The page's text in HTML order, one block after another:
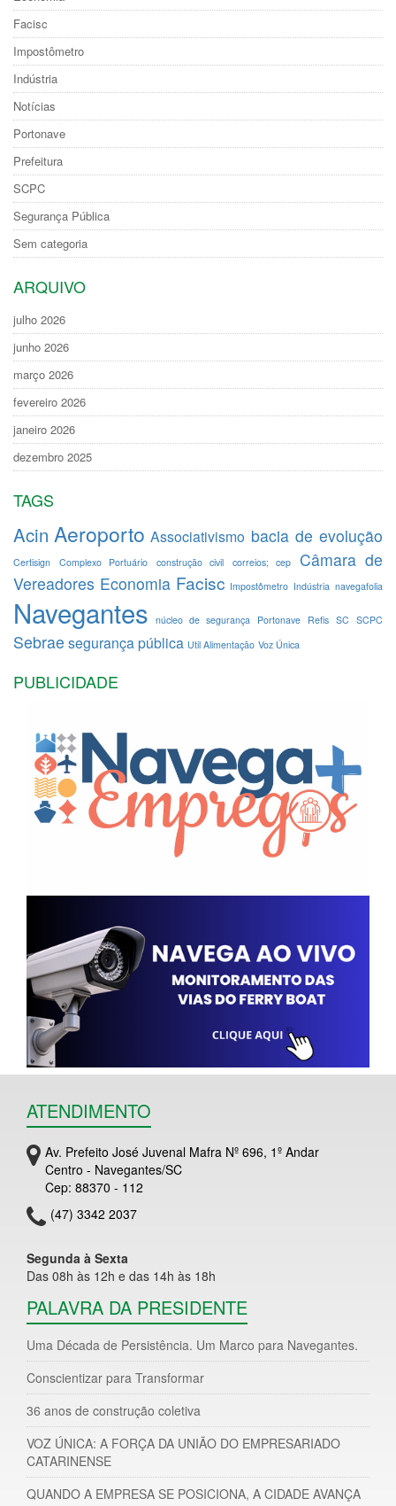
Facisc
Impostômetro
Indústria
Notícias
Portonave
Prefeitura
SCPC
Segurança Pública
Sem categoria
ARQUIVO
julho 2026
junho 2026
março 2026
fevereiro 2026
janeiro 2026
dezembro 2025
TAGS
Acin Aeroporto Associativismo bacia de evolução
Certisign Complexo Portuário construção civil correios; cep
Câmara de
Vereadores Economia Facisc Impostômetro Indústria navegafolia
Navegantes núcleo de segurança Portonave Refis SC SCPC
Sebrae segurança pública Util Alimentação Voz Única
PUBLICIDADE
ATENDIMENTO
Av. Prefeito José Juvenal Mafra Nº 696, 1º Andar
Centro - Navegantes/SC
Cep: 88370 - 112
(47) 3342 2037
Segunda à Sexta
Das 08h às 12h e das 14h às 18h
PALAVRA DA PRESIDENTE
Uma Década de Persistência. Um Marco para Navegantes.
Conscientizar para Transformar
36 anos de construção coletiva
VOZ ÚNICA: A FORÇA DA UNIÃO DO EMPRESARIADO
CATARINENSE
QUANDO A EMPRESA SE POSICIONA, A CIDADE AVANÇA